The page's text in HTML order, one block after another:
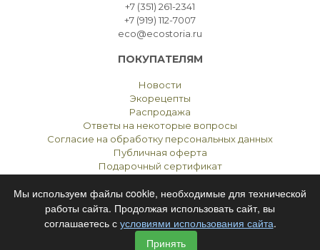
+7 (351) 261-2341
+7 (919) 112-7007
eco@ecostoria.ru
ПОКУПАТЕЛЯМ
Новости
Экорецепты
Распродажа
Ответы на некоторые вопросы
Согласие на обработку персональных данных
Публичная оферта
Подарочный сертификат
ЭКОСТОРИЯЧЕЛЯБИНСК © 2021
Мы используем файлы cookie, необходимые для технической
работы сайта. Продолжая использовать сайт, вы
соглашаетесь с условиями использования сайта.
Принять